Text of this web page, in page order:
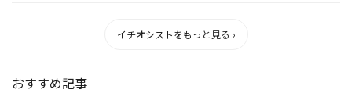
イチオシストをもっと見る ›
おすすめ記事